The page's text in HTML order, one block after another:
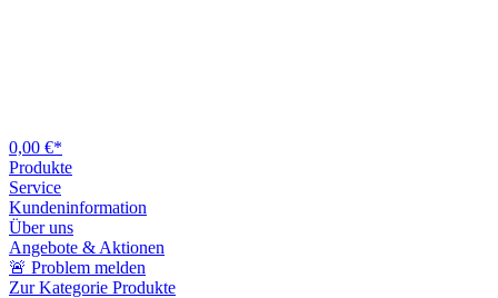
0,00 €*
Produkte
Service
Kundeninformation
Über uns
Angebote & Aktionen
🚨 Problem melden
Zur Kategorie Produkte